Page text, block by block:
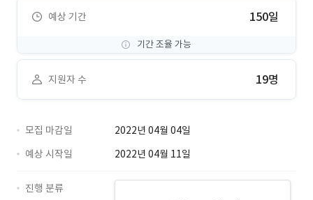
예상 기간 150일
기간 조율 가능
지원자 수 19명
모집 마감일
2022년 04월 04일
예상 시작일
2022년 04월 11일
진행 분류